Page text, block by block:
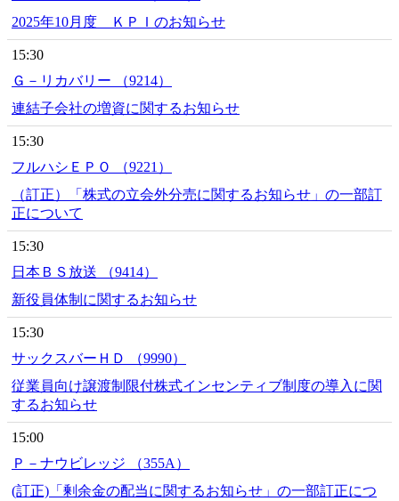
2025年10月度 ＫＰＩのお知らせ
15:30
Ｇ－リカバリー （9214）
連結子会社の増資に関するお知らせ
15:30
フルハシＥＰＯ （9221）
（訂正）「株式の立会外分売に関するお知らせ」の一部訂
正について
15:30
日本ＢＳ放送 （9414）
新役員体制に関するお知らせ
15:30
サックスバーＨＤ （9990）
従業員向け譲渡制限付株式インセンティブ制度の導入に関
するお知らせ
15:00
Ｐ－ナウビレッジ （355A）
(訂正)「剰余金の配当に関するお知らせ」の一部訂正につ